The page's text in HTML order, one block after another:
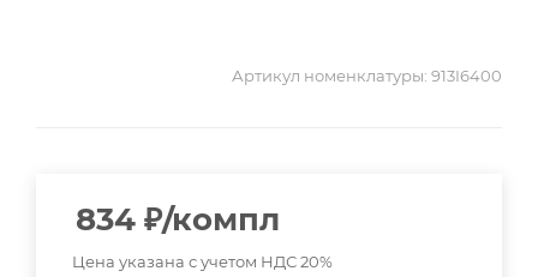
Артикул номенклатуры: 913I6400
834 ₽/компл
Цена указана с учетом НДС 20%